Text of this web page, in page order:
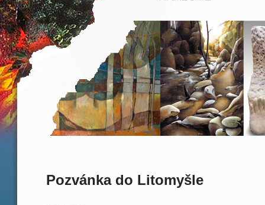
Pozvánka do Litomyšle